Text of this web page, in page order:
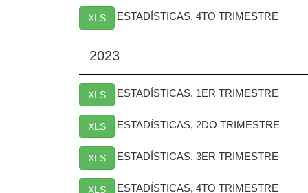
XLS ESTADÍSTICAS, 4TO TRIMESTRE
2023
XLS ESTADÍSTICAS, 1ER TRIMESTRE
XLS ESTADÍSTICAS, 2DO TRIMESTRE
XLS ESTADÍSTICAS, 3ER TRIMESTRE
XLS ESTADÍSTICAS, 4TO TRIMESTRE